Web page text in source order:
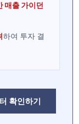
매출 가이던
하여 투자 결
확인하기